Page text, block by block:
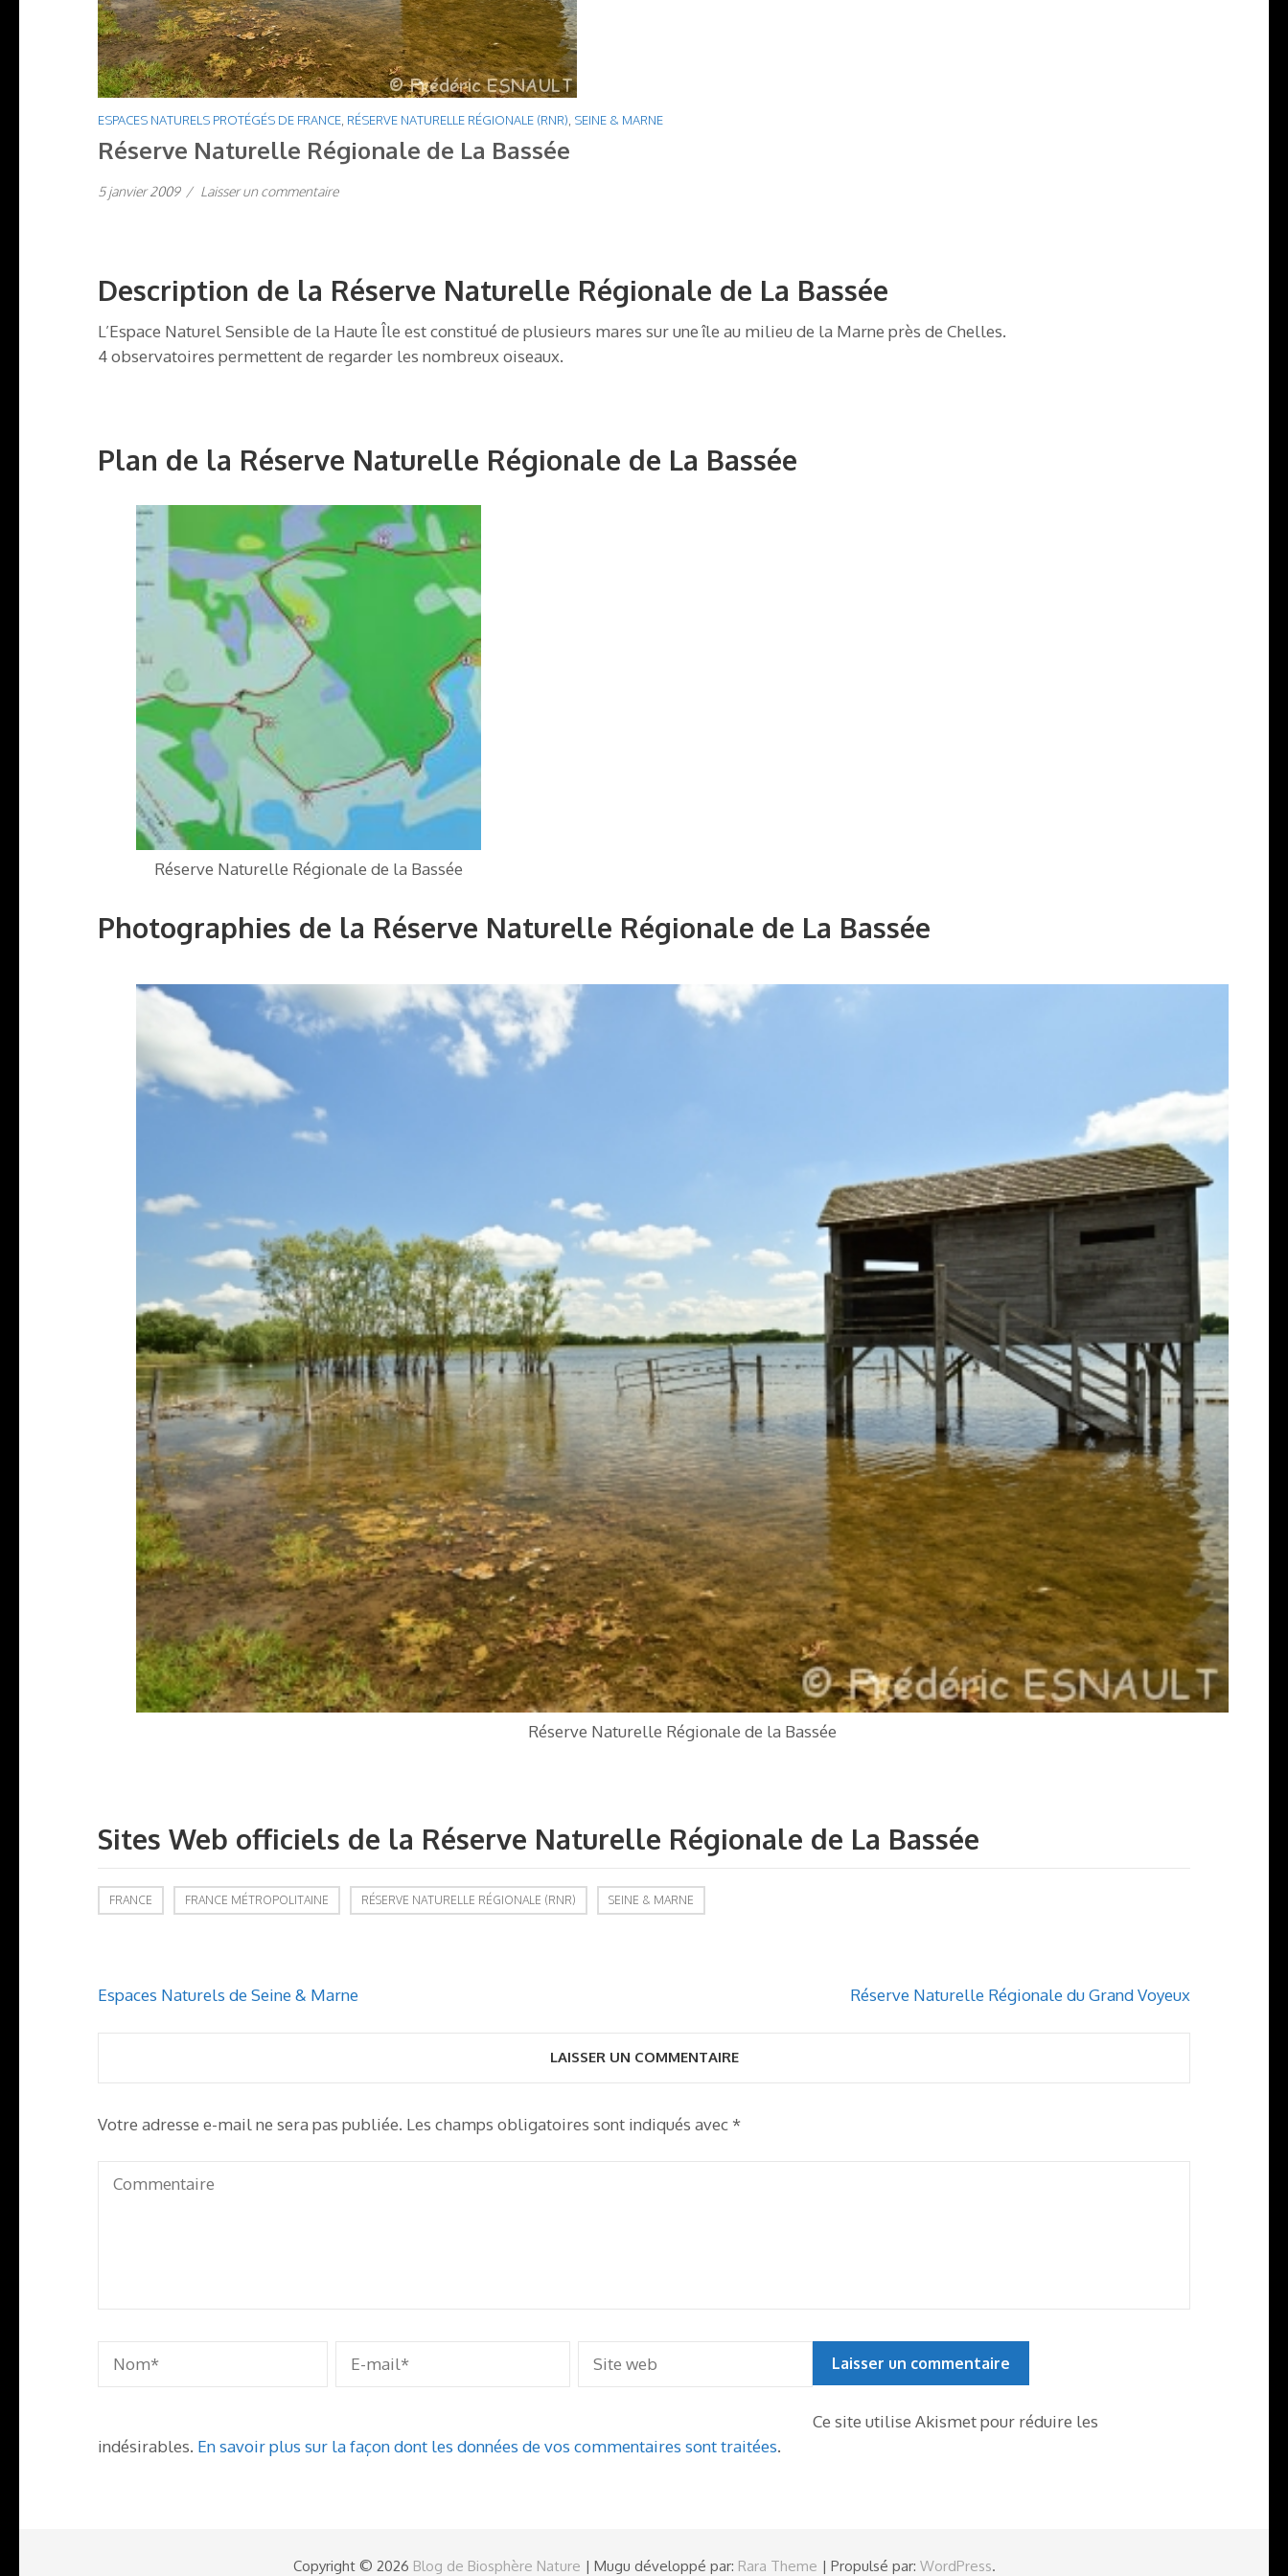
ESPACES NATURELS PROTÉGÉS DE FRANCE RÉSERVE NATURELLE RÉGIONALE (RNR) SEINE & MARNE
Réserve Naturelle Régionale de La Bassée
5 janvier 2009 / Laisser un commentaire
Description de la Réserve Naturelle Régionale de La Bassée
L’Espace Naturel Sensible de la Haute Île est constitué de plusieurs mares sur une île au milieu de la Marne près de Chelles.
4 observatoires permettent de regarder les nombreux oiseaux.
Plan de la Réserve Naturelle Régionale de La Bassée
Réserve Naturelle Régionale de la Bassée
Photographies de la Réserve Naturelle Régionale de La Bassée
Réserve Naturelle Régionale de la Bassée
Sites Web officiels de la Réserve Naturelle Régionale de La Bassée
FRANCE FRANCE MÉTROPOLITAINE RÉSERVE NATURELLE RÉGIONALE (RNR) SEINE & MARNE
Navigation
l’article
Espaces Naturels de Seine & Marne Réserve Naturelle Régionale du Grand Voyeux
LAISSER UN COMMENTAIRE
Votre adresse e-mail ne sera pas publiée. Les champs obligatoires sont indiqués avec *
Ce site utilise Akismet pour réduire les
indésirables. En savoir plus sur la façon dont les données de vos commentaires sont traitées.
Copyright © 2026 Blog de Biosphère Nature | Mugu développé par: Rara Theme | Propulsé par: WordPress.